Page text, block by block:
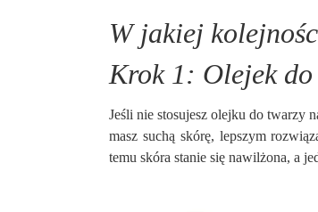
W jakiej
Krok 1: Olejek
Jeśli nie stosujesz olejku do twarzy
masz suchą skórę, lepszym
temu skóra stanie się nawilżona, a